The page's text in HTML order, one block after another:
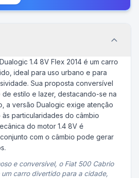
1.4 8V Flex 2014 é um carro
ideal para uso urbano e para
Sua proposta conversível
de estilo e lazer, destacando-se na
a versão Dualogic exige atenção
particularidades do câmbio
do motor 1.4 8V é
com o câmbio pode gerar
e conversível, o Fiat 500 Cabrio
carro divertido para a cidade,